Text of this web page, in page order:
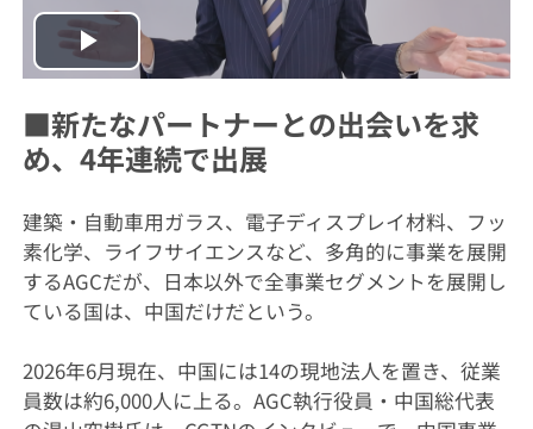
Play
Video
■新たなパートナーとの出会いを求
め、4年連続で出展
建築・自動車用ガラス、電子ディスプレイ材料、フッ
素化学、ライフサイエンスなど、多角的に事業を展開
するAGCだが、日本以外で全事業セグメントを展開し
ている国は、中国だけだという。
2026年6月現在、中国には14の現地法人を置き、従業
員数は約6,000人に上る。AGC執行役員・中国総代表